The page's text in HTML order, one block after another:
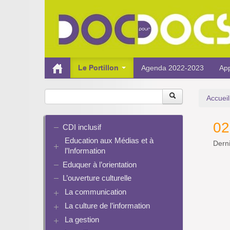
Le Portillon Agenda 2022-2023
Accueil
CDI inclusif
Education aux Médias et à
l’Information
EMI et translittératie
La culture de la participation
Identité / Présence numérique /
Traces
Eduquer à l’orientation
L’ouverture culturelle
La communication
Plaquettes de communication
Présence numérique du CDI
La culture de l’information
Ressources pour penser une
La gestion